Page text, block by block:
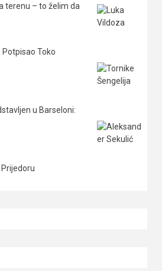
terenu – to želim da
Potpisao Toko
u Barseloni: